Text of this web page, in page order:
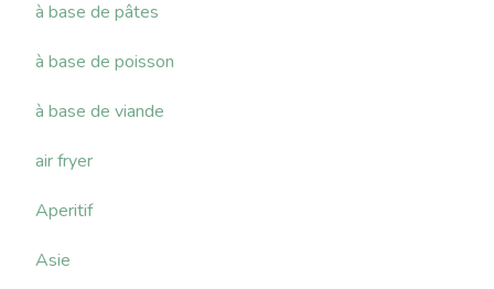
à base de pâtes
à base de poisson
à base de viande
air fryer
Aperitif
Asie